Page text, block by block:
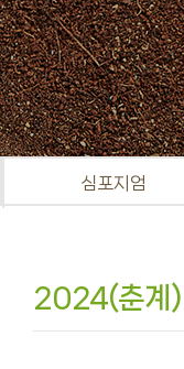
심포지엄
2024(춘계)